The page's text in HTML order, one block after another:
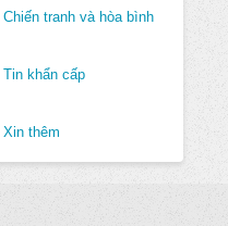
Chiến tranh và hòa bình
Tin khẩn cấp
Xin thêm